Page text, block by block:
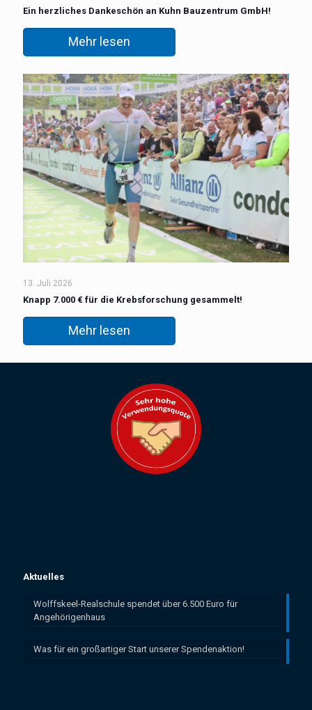
Ein herzliches Dankeschön an Kuhn Bauzentrum GmbH!
Mehr lesen
13. Juli 2026
Knapp 7.000 € für die Krebsforschung gesammelt!
Mehr lesen
Aktuelles
Wolffskeel-Realschule spendet über 6.500 Euro für
Angehörigenhaus
Was für ein großartiger Start unserer Spendenaktion!